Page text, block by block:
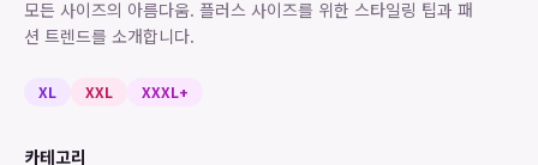
모든 사이즈의 아름다움. 플러스 사이즈를 위한 스타일링 팁과 패
션 트렌드를 소개합니다.
XL XXL XXXL+
카테고리